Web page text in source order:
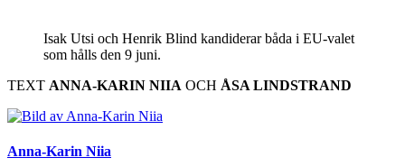
Isak Utsi och Henrik Blind kandiderar båda i EU-valet
som hålls den 9 juni.
TEXT ANNA-KARIN NIIA OCH ÅSA LINDSTRAND
Anna-Karin Niia